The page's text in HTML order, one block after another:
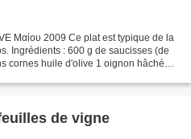
Μαίου 2009 Ce plat est typique de la
Ingrédients : 600 g de saucisses (de
cornes huile d'olive 1 oignon hâché
de vigne